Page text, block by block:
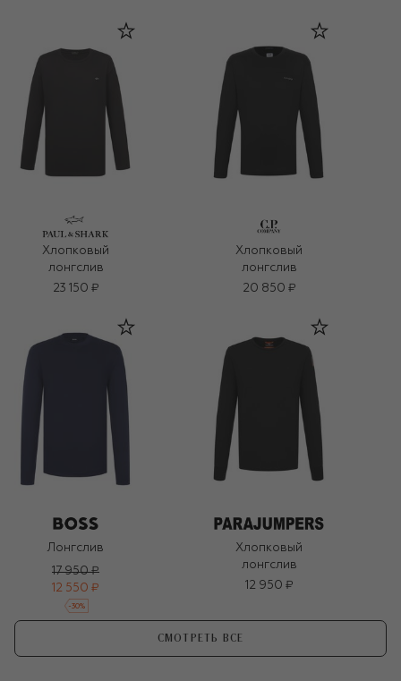
Хлопковый
лонгслив
23 150 ₽
Хлопковый
лонгслив
20 850 ₽
Лонгслив
17 950 ₽
12 550 ₽
-30%
Хлопковый
лонгслив
12 950 ₽
СМОТРЕТЬ ВСЕ